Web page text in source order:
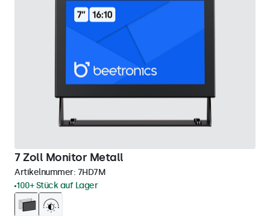
7 Zoll Monitor Metall
Artikelnummer: 7HD7M
100+ Stück auf Lager